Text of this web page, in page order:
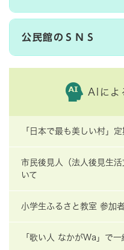
公民館のＳＮＳ
AIによ
「日本で最も美しい村」
市民後見人（法人後見生
いて
小学生ふるさと教室 参加
「歌い人 なかがWa」で